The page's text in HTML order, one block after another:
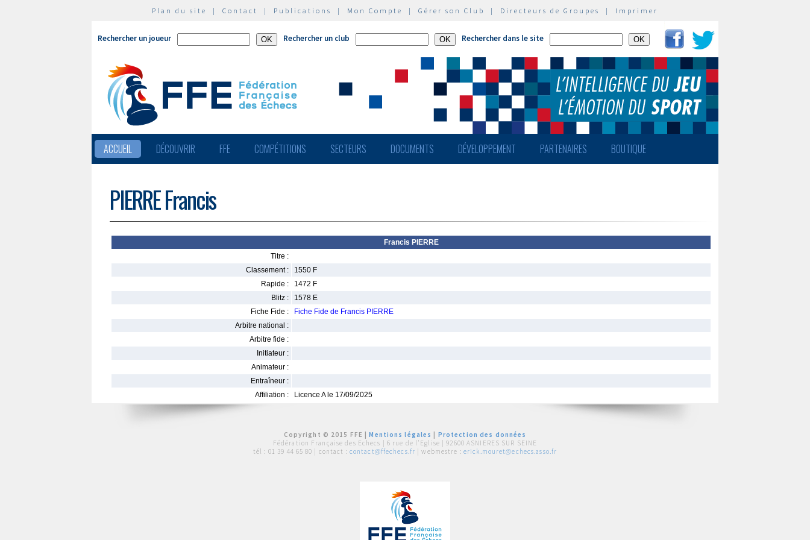
Plan du site | Contact | Publications | Mon Compte | Gérer son Club | Directeurs de Groupes | Imprimer
Rechercher un joueur Rechercher un club Rechercher dans le site
ACCUEIL DÉCOUVRIR FFE COMPÉTITIONS SECTEURS DOCUMENTS DÉVELOPPEMENT PARTENAIRES BOUTIQUE
PIERRE Francis
Francis PIERRE
Titre :
Classement :
1550 F
Rapide :
1472 F
Blitz :
1578 E
Fiche Fide :
Fiche Fide de Francis PIERRE
Arbitre national :
Arbitre fide :
Initiateur :
Animateur :
Entraîneur :
Affiliation :
Licence A le 17/09/2025
Copyright © 2015 FFE |Mentions légales
Protection des données
Fédération Française des Echecs | 6 rue de l'Eglise | 92600 ASNIERES SUR SEINE
tél : 01 39 44 65 80 | contact : contact@ffechecs.fr | webmestre : erick.mouret@echecs.asso.fr